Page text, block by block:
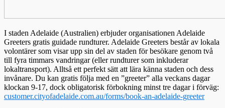
I staden Adelaide (Australien) erbjuder organisationen Adelaide
Greeters gratis guidade rundturer. Adelaide Greeters består av lokala
volontärer som visar upp sin del av staden för besökare genom två
till fyra timmars vandringar (eller rundturer som inkluderar
lokaltransport). Alltså ett perfekt sätt att lära känna staden och dess
invånare. Du kan gratis följa med en ”greeter” alla veckans dagar
klockan 9-17, dock obligatorisk förbokning minst tre dagar i förväg:
customer.cityofadelaide.com.au/forms/book-an-adelaide-greeter